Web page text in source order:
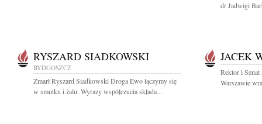
dr Jadwigi
RYSZARD SIADKOWSKI
BYDGOSZCZ
Zmarł Ryszard Siadkowski Droga Ewo łączymy się
w smutku i żalu. Wyrazy współczucia składa...
JACEK
Rektor i
Warszawie